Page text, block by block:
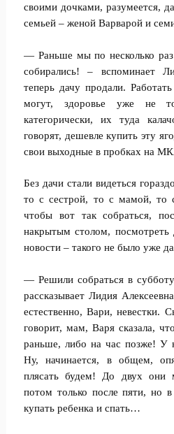
своими дочками, разумеется,
семьей – женой Варварой и
— Раньше мы по несколько
собирались! – вспоминает
теперь дачу продали.
могут, здоровье уже не
категорически, их туда
говорят, дешевле купить эту
свои выходные в пробках на
Без дачи стали видеться
то с сестрой, то с мамой,
чтобы вот так собраться,
накрытым столом, посмотреть
новости – такого не было уже
— Решили собраться в
рассказывает Лидия
естественно, Вари, невестки.
говорит, мам, Варя сказала,
раньше, либо на час позже! У
Ну, начинается, в общем,
плясать будем! До двух они
потом только после пяти, но
купать ребенка и спать…